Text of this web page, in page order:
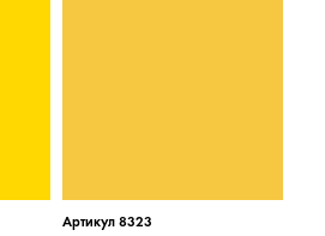
Артикул 8323